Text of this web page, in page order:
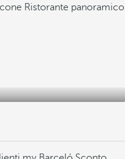
Ristorante panoramico